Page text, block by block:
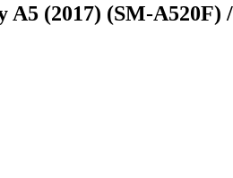
(2017) (SM-A520F)